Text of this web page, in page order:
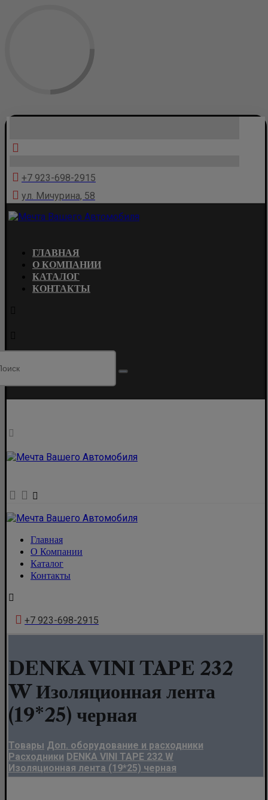
+7 923-698-2915
ул. Мичурина, 58
ГЛАВНАЯ
О КОМПАНИИ
КАТАЛОГ
КОНТАКТЫ
Главная
О Компании
Каталог
Контакты
+7 923-698-2915
DENKA VINI TAPE 232
W Изоляционная лента
(19*25) черная
Товары Доп. оборудование и расходники
Расходники DENKA VINI TAPE 232 W
Изоляционная лента (19*25) черная